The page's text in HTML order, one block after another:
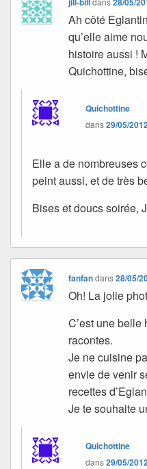
Ah côté
qu’elle aime
histoire aussi !
Quichottine,
Quichottine
dans29/05/
Elle a de nombreuses
peint aussi, et de très
Bises et doucs soirée,
fanfandans28/05/
Oh! La jolie
C’est une
racontes.
Je ne cuisine
envie de venir
recettes
Je te souhaite
Quichottine
dans29/05/